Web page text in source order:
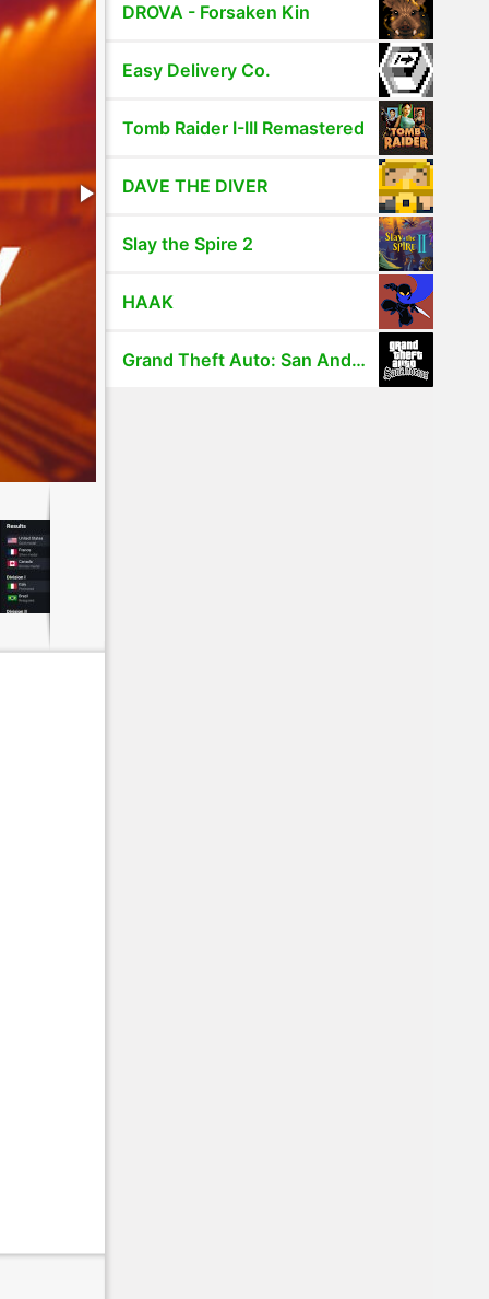
DROVA - Forsaken Kin
Easy Delivery Co.
Tomb Raider I-III Remastered
DAVE THE DIVER
Slay the Spire 2
HAAK
Grand Theft Auto: San Andreas